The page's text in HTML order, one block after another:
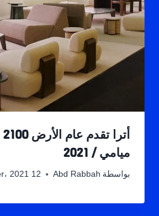
ميامي / 2021
بواسطة Abd Rabbah 12 December، 2021